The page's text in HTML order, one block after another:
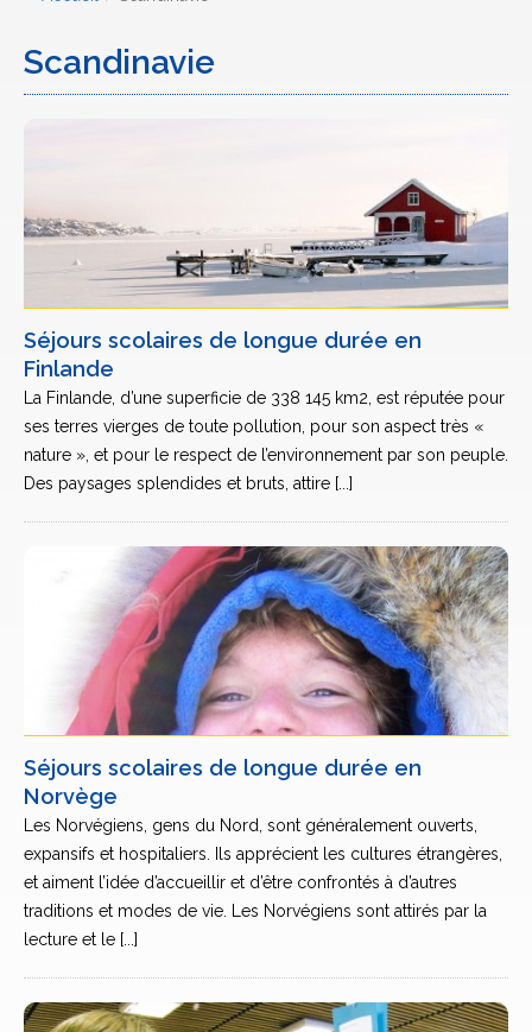
Scandinavie
Séjours scolaires de longue durée en
Finlande
La Finlande, d’une superficie de 338 145 km2, est réputée pour
ses terres vierges de toute pollution, pour son aspect très «
nature », et pour le respect de l’environnement par son peuple.
Des paysages splendides et bruts, attire [...]
Séjours scolaires de longue durée en
Norvège
Les Norvégiens, gens du Nord, sont généralement ouverts,
expansifs et hospitaliers. Ils apprécient les cultures étrangères,
et aiment l’idée d’accueillir et d’être confrontés à d’autres
traditions et modes de vie. Les Norvégiens sont attirés par la
lecture et le [...]